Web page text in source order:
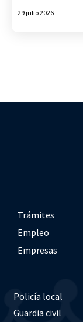
29 julio 2026
Trámites
Empleo
Empresas
Policía local
Guardia civil